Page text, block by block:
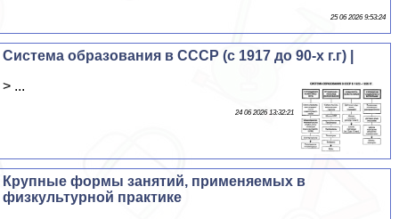
25 06 2026 9:53:24
Система образования в СССР (с 1917 до 90-х г.г) |
> ...
24 06 2026 13:32:21
Крупные формы занятий, применяемых в
физкультурной пpaктике